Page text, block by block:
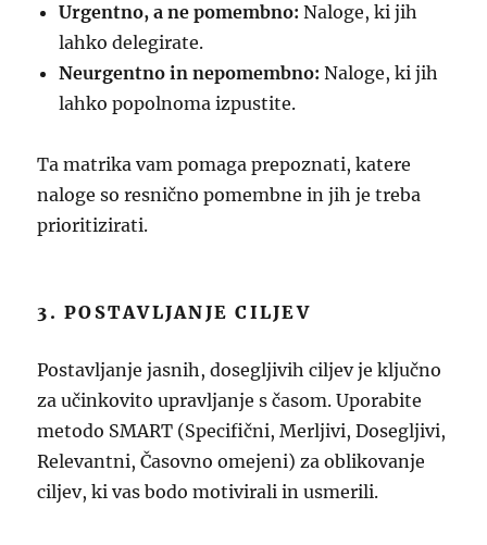
Urgentno, a ne pomembno: Naloge, ki jih
lahko delegirate.
Neurgentno in nepomembno: Naloge, ki jih
lahko popolnoma izpustite.
Ta matrika vam pomaga prepoznati, katere
naloge so resnično pomembne in jih je treba
prioritizirati.
3. POSTAVLJANJE CILJEV
Postavljanje jasnih, dosegljivih ciljev je ključno
za učinkovito upravljanje s časom. Uporabite
metodo SMART (Specifični, Merljivi, Dosegljivi,
Relevantni, Časovno omejeni) za oblikovanje
ciljev, ki vas bodo motivirali in usmerili.